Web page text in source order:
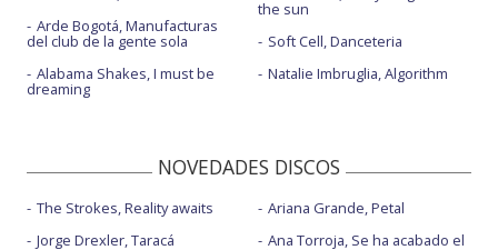
Arde Bogotá, Manufacturas
del club de la gente sola
Alabama Shakes, I must be
dreaming
the sun
Soft Cell, Danceteria
Natalie Imbruglia, Algorithm
NOVEDADES DISCOS
The Strokes, Reality awaits
Jorge Drexler, Taracá
Ariana Grande, Petal
Ana Torroja, Se ha acabado el